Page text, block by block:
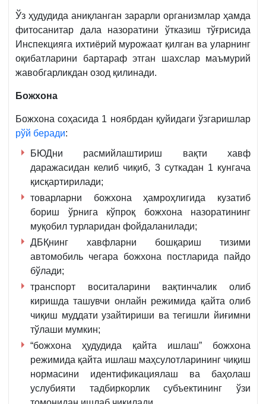
Ўз ҳудудида аниқланган зарарли организмлар ҳамда
фитосанитар дала назоратини ўтказиш тўғрисида
Инспекцияга ихтиёрий мурожаат қилган ва уларнинг
оқибатларини бартараф этган шахслар маъмурий
жавобгарликдан озод қилинади.
Божхона
Божхона соҳасида 1 ноябрдан қуйидаги ўзгаришлар
рўй беради:
БЮДни расмийлаштириш вақти хавф
даражасидан келиб чиқиб, 3 суткадан 1 кунгача
қисқартирилади;
товарларни божхона ҳамроҳлигида кузатиб
бориш ўрнига кўпроқ божхона назоратининг
муқобил турларидан фойдаланилади;
ДБҚнинг хавфларни бошқариш тизими
автомобиль чегара божхона постларида пайдо
бўлади;
транспорт воситаларини вақтинчалик олиб
киришда ташувчи онлайн режимида қайта олиб
чиқиш муддати узайтириши ва тегишли йиғимни
тўлаши мумкин;
“божхона ҳудудида қайта ишлаш” божхона
режимида қайта ишлаш маҳсулотларининг чиқиш
нормасини идентификациялаш ва баҳолаш
услубияти тадбиркорлик субъектининг ўзи